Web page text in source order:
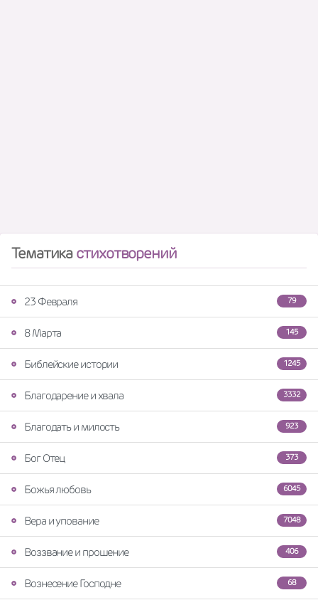
Тематикастихотворений
79
23 Февраля
145
8 Марта
1245
Библейские истории
3332
Благодарение и хвала
923
Благодать и милость
373
Бог Отец
6045
Божья любовь
7048
Вера и упование
406
Воззвание и прошение
68
Вознесение Господне